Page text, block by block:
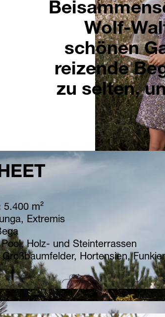
Wolf-
schönen
reizende
zu selten,
5.400 m²
Extremis
Holz- und Steinterrassen
Großbaumfelder, Hortensien,